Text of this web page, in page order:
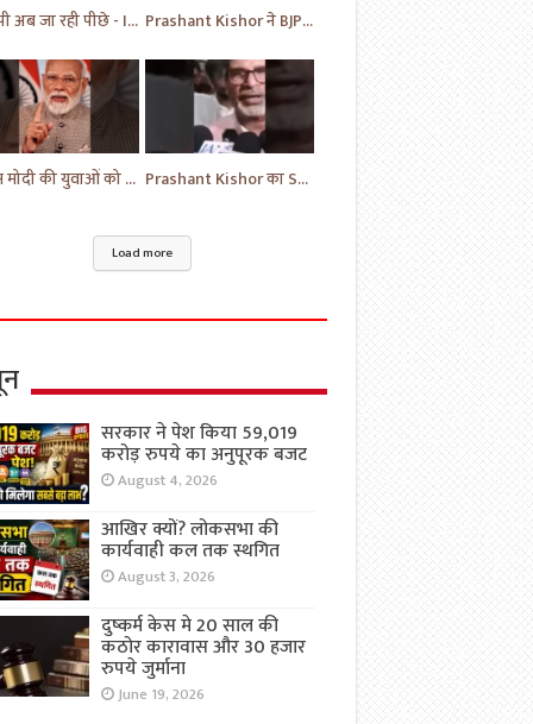
बीजेपी अब जा रही पीछे - Iqra Hassan | Samajwadi Party | Breaking News | Akhilesh Yadav |#shorts #yt Prashant Kishor ने BJP को लेकर दिया ये बयान | Breaking News | Bihar News | #shorts #yt #biharnews
पीएम मोदी की युवाओं को सलाह | PM Narendra Modi | BJP | #breakingnews #shorts #yt #news Prashant Kishor का Samrat Chaudhari पर बयान | Bihar News | BJP | #shorts #yt #breaking #news
Load more
सरकार ने पेश किया 59,019
करोड़ रुपये का अनुपूरक बजट
August 4, 2026
आखिर क्यों? लोकसभा की
कार्यवाही कल तक स्थगित
August 3, 2026
दुष्कर्म केस मे 20 साल की
कठोर कारावास और 30 हजार
रुपये जुर्माना
June 19, 2026